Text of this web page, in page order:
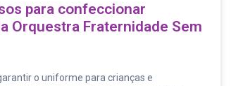
para confeccionar
Orquestra Fraternidade Sem
o uniforme para crianças e